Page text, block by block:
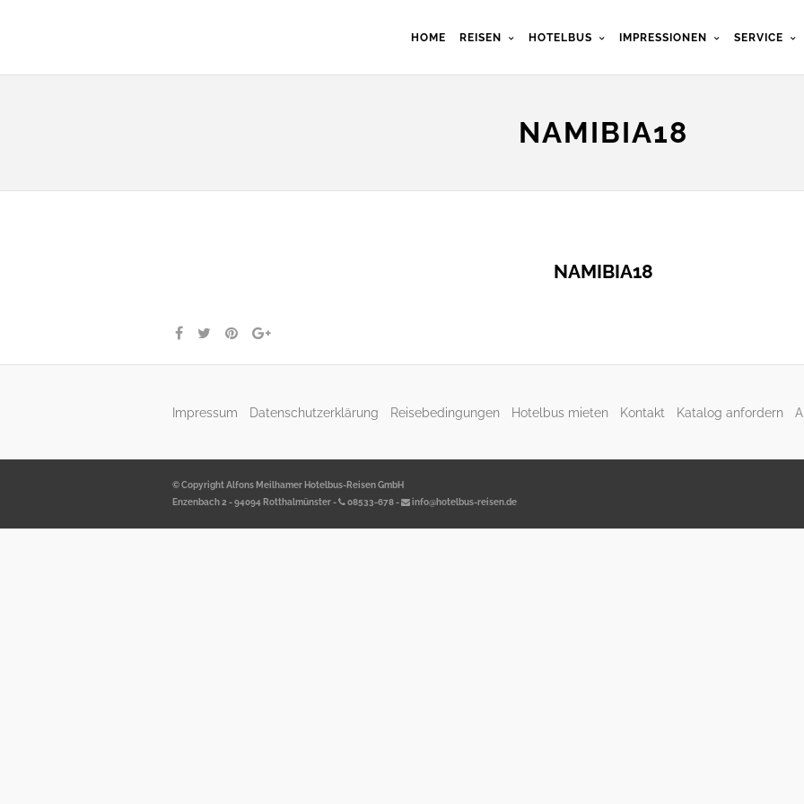
HOME REISEN HOTELBUS IMPRESSIONEN SERVICE
NAMIBIA18
NAMIBIA18
Impressum Datenschutzerklärung Reisebedingungen Hotelbus mieten Kontakt Katalog anfordern
© Copyright Alfons Meilhamer Hotelbus-Reisen GmbH
Enzenbach 2 - 94094 Rotthalmünster -
08533-678- info@hotelbus-reisen.de